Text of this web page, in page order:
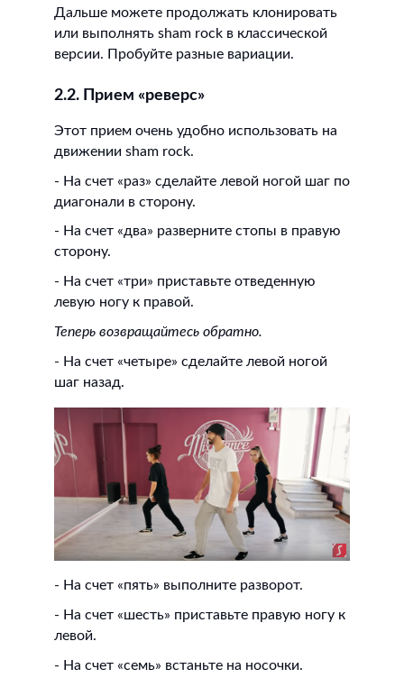
Дальше можете продолжать клонировать
или выполнять sham rock в классической
версии. Пробуйте разные вариации.
2.2. Прием «реверс»
Этот прием очень удобно использовать на
движении sham rock.
- На счет «раз» сделайте левой ногой шаг по
диагонали в сторону.
- На счет «два» разверните стопы в правую
сторону.
- На счет «три» приставьте отведенную
левую ногу к правой.
Теперь возвращайтесь обратно.
- На счет «четыре» сделайте левой ногой
шаг назад.
- На счет «пять» выполните разворот.
- На счет «шесть» приставьте правую ногу к
левой.
- На счет «семь» встаньте на носочки.